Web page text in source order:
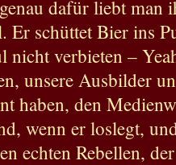
dafür liebt man
Er schüttet Bier ins
nicht verbieten –
unsere Ausbilder
haben, den
wenn er loslegt,
echten Rebellen,